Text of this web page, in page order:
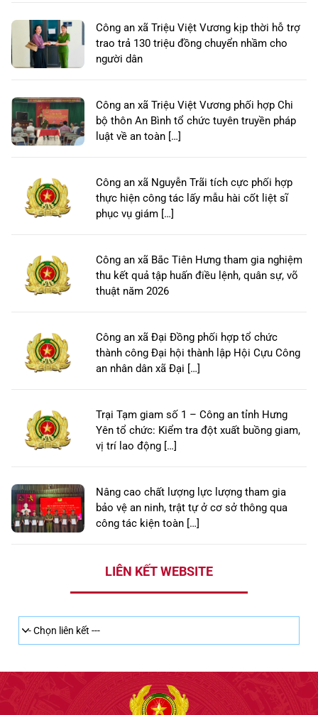
Công an xã Triệu Việt Vương kịp thời hỗ trợ
trao trả 130 triệu đồng chuyển nhầm cho
người dân
Công an xã Triệu Việt Vương phối hợp Chi
bộ thôn An Bình tổ chức tuyên truyền pháp
luật về an toàn […]
Công an xã Nguyễn Trãi tích cực phối hợp
thực hiện công tác lấy mẫu hài cốt liệt sĩ
phục vụ giám […]
Công an xã Bắc Tiên Hưng tham gia nghiệm
thu kết quả tập huấn điều lệnh, quân sự, võ
thuật năm 2026
Công an xã Đại Đồng phối hợp tổ chức
thành công Đại hội thành lập Hội Cựu Công
an nhân dân xã Đại […]
Trại Tạm giam số 1 – Công an tỉnh Hưng
Yên tổ chức: Kiểm tra đột xuất buồng giam,
vị trí lao động […]
Nâng cao chất lượng lực lượng tham gia
bảo vệ an ninh, trật tự ở cơ sở thông qua
công tác kiện toàn […]
LIÊN KẾT WEBSITE